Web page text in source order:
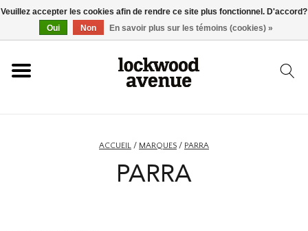
ACCUEIL
ACCUEIL / MARQUES / PARRA
PARRA
Veuillez accepter les cookies afin de rendre ce site plus fonctionnel. D'accord?
Oui
Non En savoir plus sur les témoins (cookies) »